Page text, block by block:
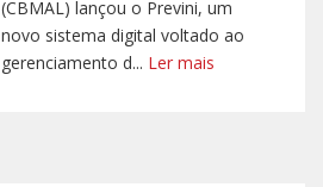
(CBMAL) lançou o Previni, um
novo sistema digital voltado ao
gerenciamento d... Ler mais